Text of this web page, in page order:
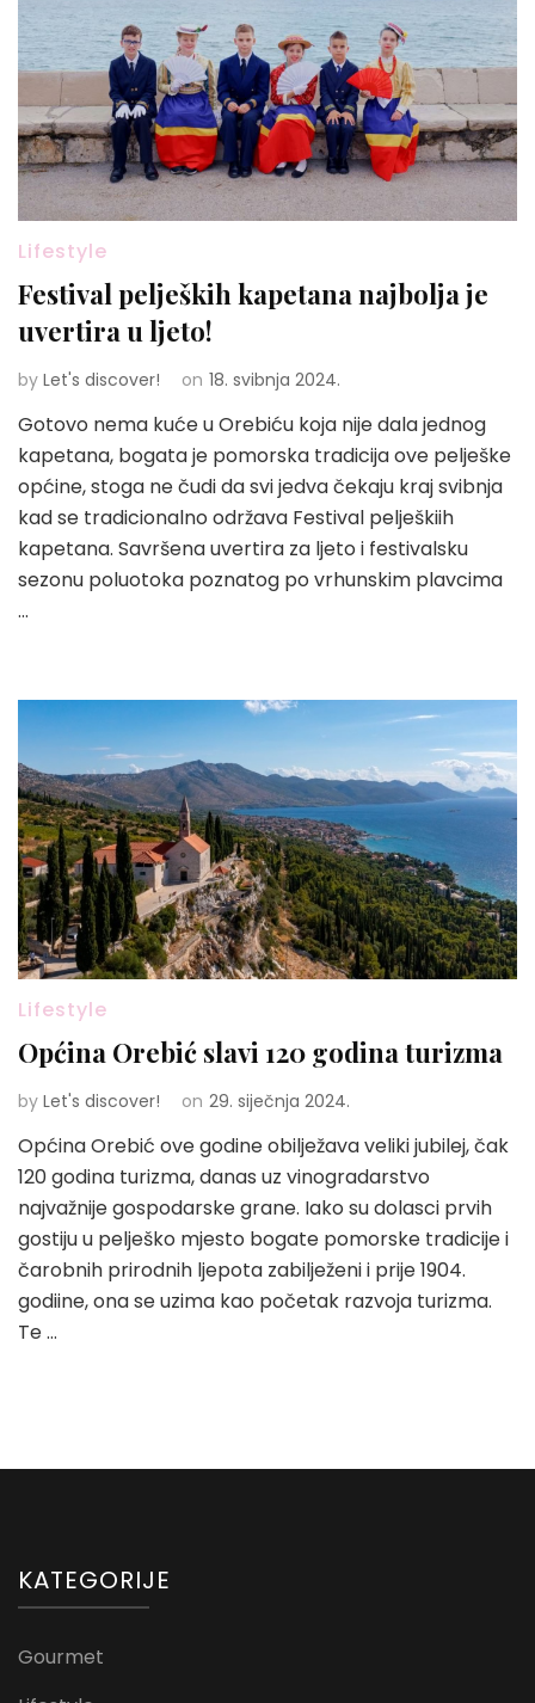
Lifestyle
Festival peljeških kapetana najbolja je
uvertira u ljeto!
by Let's discover! on 18. svibnja 2024.
Gotovo nema kuće u Orebiću koja nije dala jednog
kapetana, bogata je pomorska tradicija ove pelješke
općine, stoga ne čudi da svi jedva čekaju kraj svibnja
kad se tradicionalno održava Festival pelješkiih
kapetana. Savršena uvertira za ljeto i festivalsku
sezonu poluotoka poznatog po vrhunskim plavcima
…
Lifestyle
Općina Orebić slavi 120 godina turizma
by Let's discover! on 29. siječnja 2024.
Općina Orebić ove godine obilježava veliki jubilej, čak
120 godina turizma, danas uz vinogradarstvo
najvažnije gospodarske grane. Iako su dolasci prvih
gostiju u pelješko mjesto bogate pomorske tradicije i
čarobnih prirodnih ljepota zabilježeni i prije 1904.
godiine, ona se uzima kao početak razvoja turizma.
Te …
KATEGORIJE
Gourmet